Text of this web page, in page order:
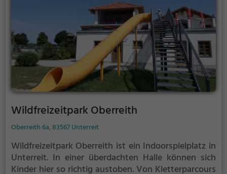
Geburtstagskind, noch den Gästen so schnell
Wildfreizeitpark Oberreith
Oberreith 6a, 83567 Unterreit
Wildfreizeitpark Oberreith ist ein Indoorspielplatz in
Unterreit. In einer überdachten Halle können sich
Kinder hier so richtig austoben. Von Kletterparcours